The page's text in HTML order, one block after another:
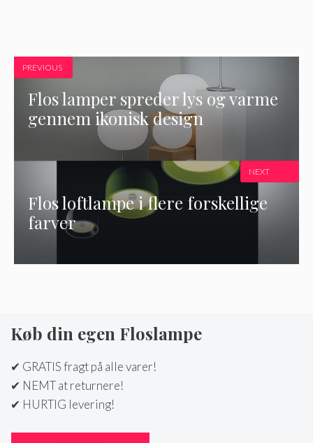
PREVIOUS
Flos lamper spreder lys og varme
gennem ikonisk design
Flos loftlampe i flere forskellige
farver
NEXT
Køb din egen Floslampe
✔ GRATIS fragt på alle varer!
✔ NEMT at returnere!
✔ HURTIG levering!